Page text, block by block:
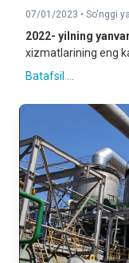
07/01/2023 • So'nggi
2022- yil ning
xizmatlarining eng
Batafsil ...